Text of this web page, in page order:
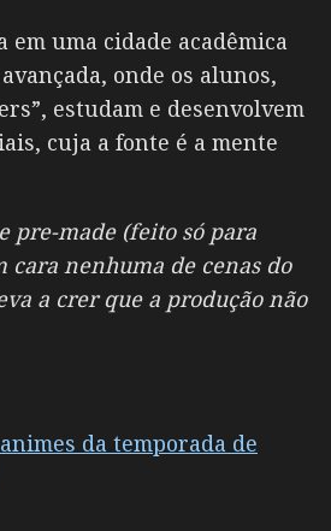
em uma cidade acadêmica
onde os alunos,
estudam e desenvolvem
cuja a fonte é a mente
pre-made (feito só para
cara nenhuma de cenas do
a crer que a produção não
da temporada de